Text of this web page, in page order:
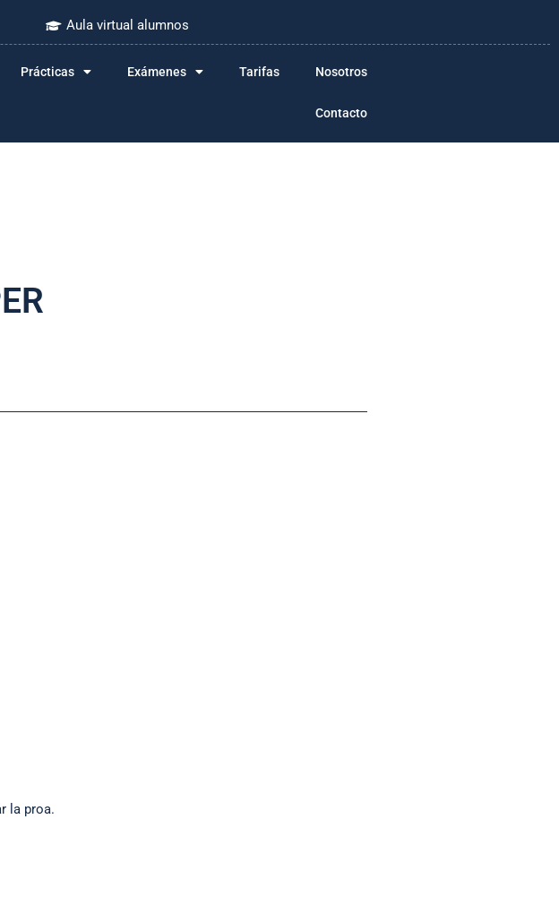
Aula virtual alumnos
Prácticas Exámenes Tarifas Nosotros
Contacto
la proa.